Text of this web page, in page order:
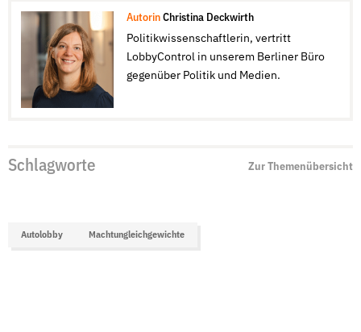
Autorin Christina Deckwirth
Politikwissenschaftlerin, vertritt
LobbyControl in unserem Berliner Büro
gegenüber Politik und Medien.
Schlagworte Zur Themenübersicht
Autolobby Machtungleichgewichte